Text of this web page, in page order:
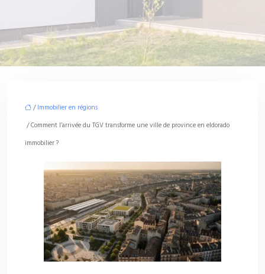
/Immobilier en régions
/ Comment l’arrivée du TGV transforme une ville de province en eldorado
immobilier ?